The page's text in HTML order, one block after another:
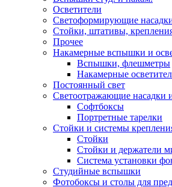
Осветители
Светоформирующие
Стойки, штативы,
Прочее
Накамерные вспышки и
Вспышки, флешметры
Накамерные
Постоянный свет
Светоотражающие насадки
Софтбоксы
Портретные тарелки
Стойки и системы
Стойки
Стойки и держатели
Система установки
Студийные вспышки
Фотобоксы и столы для